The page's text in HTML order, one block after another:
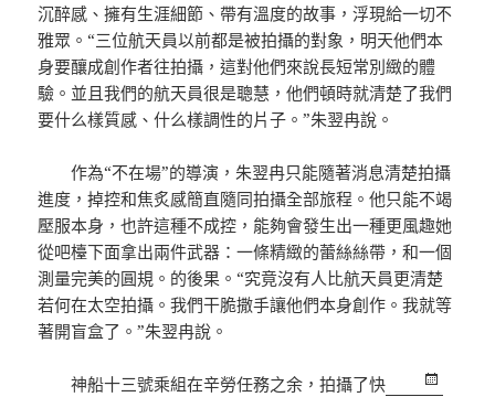
沉醉感、擁有生涯細節、帶有溫度的故事，浮現給一切不
雅眾。“三位航天員以前都是被拍攝的對象，明天他們本
身要釀成創作者往拍攝，這對他們來說長短常別緻的體
驗。並且我們的航天員很是聰慧，他們頓時就清楚了我們
要什么樣質感、什么樣調性的片子。”朱翌冉說。
作為“不在場”的導演，朱翌冉只能隨著消息清楚拍攝
進度，掉控和焦炙感簡直隨同拍攝全部旅程。他只能不竭
壓服本身，也許這種不成控，能夠會發生出一種更風趣她
從吧檯下面拿出兩件武器：一條精緻的蕾絲絲帶，和一個
測量完美的圓規。的後果。“究竟沒有人比航天員更清楚
若何在太空拍攝。我們干脆撒手讓他們本身創作。我就等
著開盲盒了。”朱翌冉說。
神船十三號乘組在辛勞任務之余，拍攝了快